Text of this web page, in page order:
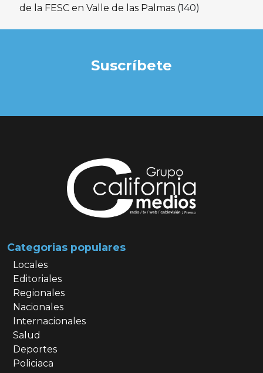
de la FESC en Valle de las Palmas (140)
Suscríbete
Categorias populares
Locales
Editoriales
Regionales
Nacionales
Internacionales
Salud
Deportes
Policiaca